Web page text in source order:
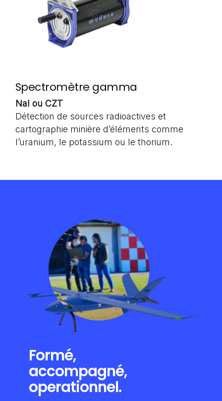
Spectromètre gamma
NaI ou CZT
Détection de sources radioactives et
cartographie minière d’éléments comme
l’uranium, le potassium ou le thorium.
Formé,
accompagné,
operationnel.